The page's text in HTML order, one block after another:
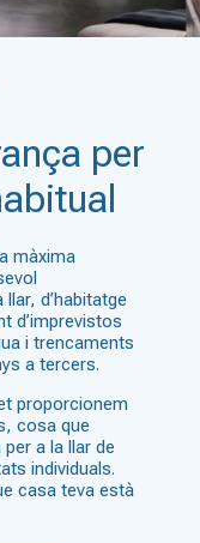
per
màxima
d’habitatge
d’imprevistos
i trencaments
a tercers.
proporcionem
cosa que
a la llar de
individuals.
casa teva està